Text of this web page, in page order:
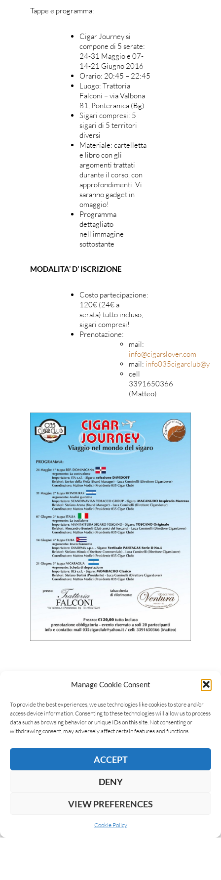
Manage Cookie Consent
To provide the best experiences, we use technologies like cookies to store and/or
access device information. Consenting to these technologies will allow us to process
data such as browsing behavior or unique IDs on this site. Not consenting or
withdrawing consent, may adversely affect certain features and functions.
ACCEPT
DENY
VIEW PREFERENCES
Cookie Policy
Tappe e programma:
Cigar Journey si
compone di 5 serate:
24-31 Maggio e 07-
14-21 Giugno 2016
Orario: 20:45 – 22:45
Luogo: Trattoria
Falconi – via Valbona
81, Ponteranica (Bg)
Sigari compresi: 5
sigari di 5 territori
diversi
Materiale: cartelletta
e libro con gli
argomenti trattati
durante il corso, con
approfondimenti. Vi
saranno gadget in
omaggio!
Programma
dettagliato
nell’immagine
sottostante
MODALITA’ D’ ISCRIZIONE
Costo partecipazione:
120€ (24€ a
serata) tutto incluso,
sigari compresi!
Prenotazione:
mail:
info@cigarslover.com
mail:
cell
3391650366
(Matteo)